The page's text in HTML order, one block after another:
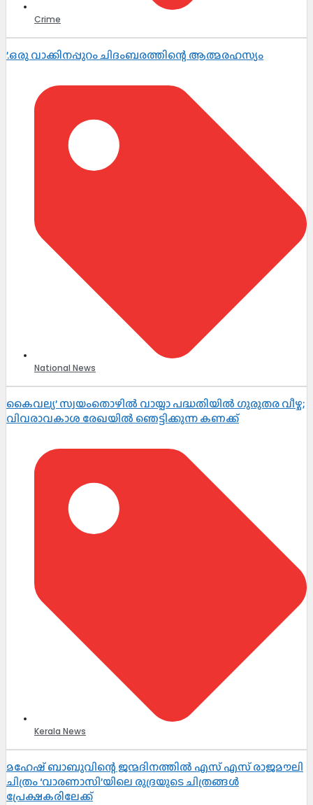
Crime
’.ഒരു വാക്കിനപ്പുറം ചിദംബരത്തിന്റെ ആത്മരഹസ്യം
National News
കൈവല്യ’ സ്വയംതൊഴിൽ വായ്പാ പദ്ധതിയിൽ ഗുരുതര വീഴ്ച;
വിവരാവകാശ രേഖയിൽ ഞെട്ടിക്കുന്ന കണക്ക്
Kerala News
മഹേഷ് ബാബുവിന്റെ ജന്മദിനത്തിൽ എസ് എസ് രാജമൗലി
ചിത്രം ‘വാരണാസി’യിലെ രുദ്രയുടെ ചിത്രങ്ങൾ
പ്രേക്ഷകരിലേക്ക്